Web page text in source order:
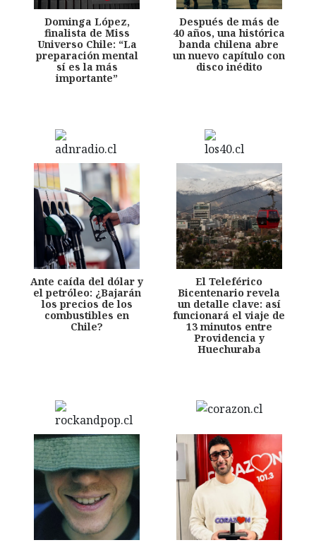
Dominga López,
finalista de Miss
Universo Chile: “La
preparación mental
sí es la más
importante”
Después de más de
40 años, una histórica
banda chilena abre
un nuevo capítulo con
disco inédito
Ante caída del dólar y
el petróleo: ¿Bajarán
los precios de los
combustibles en
Chile?
El Teleférico
Bicentenario revela
un detalle clave: así
funcionará el viaje de
13 minutos entre
Providencia y
Huechuraba